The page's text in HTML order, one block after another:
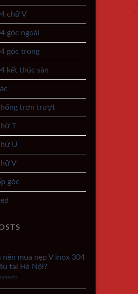
chữ V
góc ngoài
góc trong
kết thúc sàn
trơn trượt
T
U
V
góc
nên mua nẹp V inox 304
tại Hà Nội?